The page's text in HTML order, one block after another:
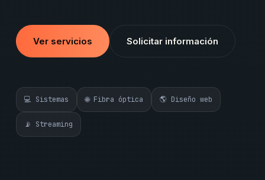
Ver servicios Solicitar información
💻 Sistemas 🌐 Fibra óptica 🌎 Diseño web
📡 Streaming